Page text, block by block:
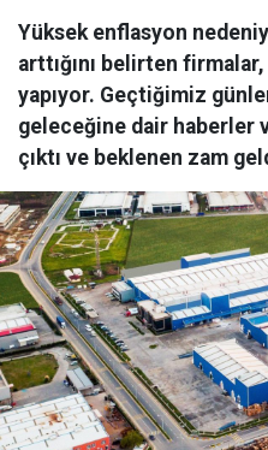
Yüksek enflasyon
arttığını belirten
yapıyor. Geçtiğimiz
geleceğine dair haberler
çıktı ve beklenen zam